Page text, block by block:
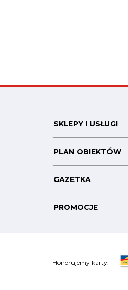
SKLEPY I USŁUGI
PLAN OBIEKTÓW
GAZETKA
PROMOCJE
Honorujemy karty: